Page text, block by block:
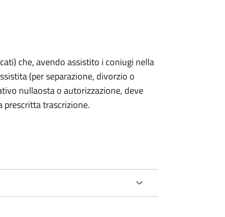
che, avendo assistito i coniugi nella
(per separazione, divorzio o
nullaosta o autorizzazione, deve
trascrizione.